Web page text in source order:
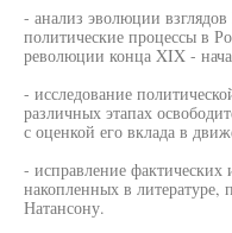
- анализ эволюции
политические процессы в
революции конца XIX -
- исследование
различных этапах
с оценкой его вклада в
- исправление
накопленных в литературе,
Натансону.